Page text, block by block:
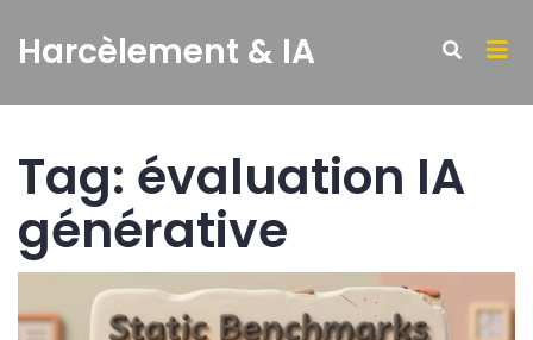
Harcèlement & IA
Tag: évaluation IA
générative